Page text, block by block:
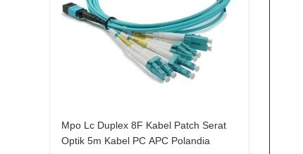
Mpo Lc Duplex 8F Kabel Patch Serat
Optik 5m Kabel PC APC Polandia